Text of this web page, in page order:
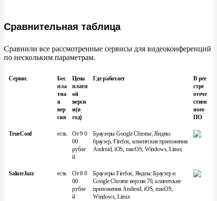
Сравнительная таблица
Сравнили все рассмотренные сервисы для видеоконференций
по нескольким параметрам.
Сервис
Бес
пла
тна
я
вер
сия
Цена
платн
ой
верси
и(в
год)
Где работает
В рее
стре
отече
ствен
ного
ПО
TrueConf есть
От 9 0
00
рубле
й
Браузеры Google Chrome, Яндекс
браузер, Firefox, клиентские приложения
Android, iOS, macOS, Windows, Linux
SaluteJazz есть
От 8 0
00
рубле
й
Браузеры Firefox, Яндекс.Браузер и
Google Chrome версии 70, клиентские
приложения Android, iOS, macOS,
Windows, Linux